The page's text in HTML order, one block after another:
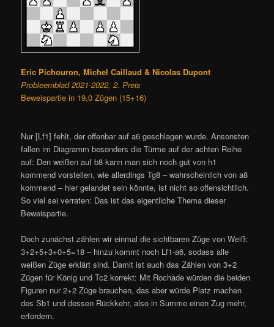
Eric Pichouron, Michel Caillaud & Nicolas Dupont
Probleemblad 2021-2022, 2. Preis
Beweispartie in 19,0 Zügen (15+16)
Nur [Lf1] fehlt, der offenbar auf a6 geschlagen wurde. Ansonsten
fallen im Diagramm besonders die Türme auf der achten Reihe
auf: Den weißen auf b8 kann man sich noch gut von h1
kommend vorstellen, wie allerdings Tg8 – wahrscheinlich von a8
kommend – hier gelandet sein könnte, ist nicht so offensichtlich.
So viel sei verraten: Das ist das eigentliche Thema dieser
Beweispartie.
Doch zunächst zählen wir einmal die sichtbaren Züge von Weiß:
3+2+5+3+0+5=18 – hinzu kommt noch Lf1-a6, sodass alle
weißen Züge erklärt sind. Damit ist auch das Zählen von 3+2
Zügen für König und Tc2 korrekt: Mit Rochade würden die beiden
Figuren nur 2+2 Züge brauchen, das aber würde Platz machen
des Sb1 und dessen Rückkehr, also in Summe einen Zug mehr,
erfordern.